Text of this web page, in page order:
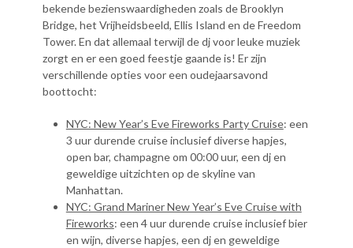
bekende bezienswaardigheden zoals de Brooklyn
Bridge, het Vrijheidsbeeld, Ellis Island en de Freedom
Tower. En dat allemaal terwijl de dj voor leuke muziek
zorgt en er een goed feestje gaande is! Er zijn
verschillende opties voor een oudejaarsavond
boottocht:
NYC: New Year’s Eve Fireworks Party Cruise: een
3 uur durende cruise inclusief diverse hapjes,
open bar, champagne om 00:00 uur, een dj en
geweldige uitzichten op de skyline van
Manhattan.
NYC: Grand Mariner New Year’s Eve Cruise with
Fireworks: een 4 uur durende cruise inclusief bier
en wijn, diverse hapjes, een dj en geweldige